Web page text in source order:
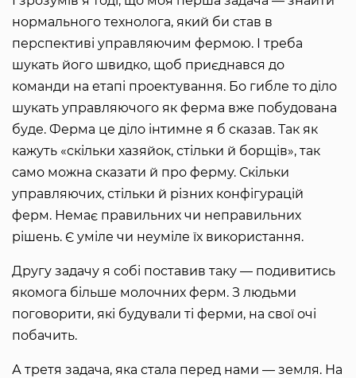
нормального технолога, який би став в
перспективі управляючим фермою. І треба
шукать його швидко, щоб приєднався до
команди на етапі проектування. Бо гибле то діло
шукать управляючого як ферма вже побудована
буде. Ферма це діло інтимне я б сказав. Так як
кажуть «скільки хазяйок, стільки й борщів», так
само можна сказати й про ферму. Скільки
управляючих, стільки й різних конфігурацій
ферм. Немає правильних чи неправильних
рішень. Є уміле чи неуміле їх використання.
Другу задачу я собі поставив таку — подивитись
якомога більше молочних ферм. З людьми
поговорити, які будували ті ферми, на свої очі
побачить.
А третя задача, яка стала перед нами — земля. На